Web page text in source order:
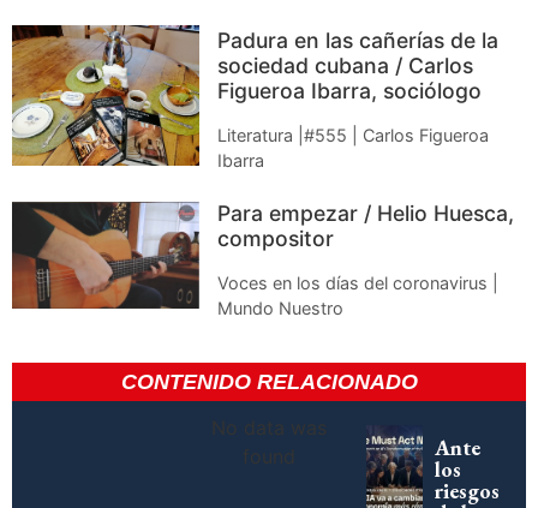
Padura en las cañerías de la
sociedad cubana / Carlos
Figueroa Ibarra, sociólogo
Literatura |#555 | Carlos Figueroa
Ibarra
Para empezar / Helio Huesca,
compositor
Voces en los días del coronavirus |
Mundo Nuestro
CONTENIDO RELACIONADO
No data was
found
Ante
los
riesgos